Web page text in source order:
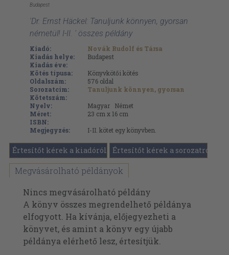
Budapest
'Dr. Ernst Häckel: Tanuljunk könnyen, gyorsan
németül! I-II. ' összes példány
Kiadó:
Novák Rudolf és Társa
Kiadás helye:
Budapest
Kiadás éve:
Kötés típusa:
Könyvkötői kötés
Oldalszám:
576 oldal
Sorozatcím:
Tanuljunk könnyen, gyorsan
Kötetszám:
Nyelv:
Magyar
Német
Méret:
23 cm x 16 cm
ISBN:
Megjegyzés:
I-II. kötet egy könyvben.
Értesítőt kérek a kiadóról Értesítőt kérek a sorozatról
Megvásárolható példányok
Nincs megvásárolható példány
A könyv összes megrendelhető példánya
elfogyott. Ha kívánja, előjegyezheti a
könyvet, és amint a könyv egy újabb
példánya elérhető lesz, értesítjük.